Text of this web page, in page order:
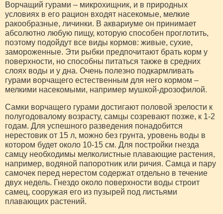
Ворчащий гурами – микрохищник, и в природных
условиях в его рацион входят насекомые, мелкие
ракообразные, личинки. В аквариуме он принимает
абсолютно любую пищу, которую способен проглотить,
поэтому подойдут все виды кормов: живые, сухие,
замороженные. Эти рыбки предпочитают брать корм у
поверхности, но способны питаться также в средних
слоях воды и у дна. Очень полезно подкармливать
гурами ворчащего естественным для него кормом –
мелкими насекомыми, например мушкой-дрозофилой.
Самки ворчащего гурами достигают половой зрелости к
полугодовалому возрасту, самцы созревают позже, к 1-2
годам. Для успешного разведения понадобится
нерестовик от 15 л, можно без грунта, уровень воды в
котором будет около 10-15 см. Для постройки гнезда
самцу необходимы мелколистные плавающие растения,
например, водяной папоротник или ричия. Самца и пару
самочек перед нерестом содержат отдельно в течение
двух недель. Гнездо около поверхности воды строит
самец, сооружая его из пузырей под листьями
плавающих растений.